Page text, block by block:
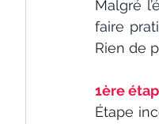
Malgré
faire
Rien de
1ère
Étape